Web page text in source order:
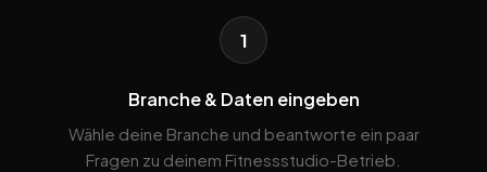
1
Branche & Daten eingeben
Wähle deine Branche und beantworte ein paar
Fragen zu deinem Fitnessstudio-Betrieb.